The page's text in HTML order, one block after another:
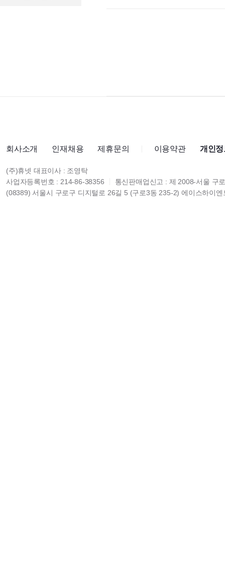
회사소개 인재채용 제휴문의 이용약관 개인
(주)휴넷 대표이사 : 조영탁
사업자등록번호 : 214-86-38356
통신판매업신고 : 제 2008-서울 구
(08389) 서울시 구로구 디지털로 26길 5 (구로3동 235-2) 에이스하이